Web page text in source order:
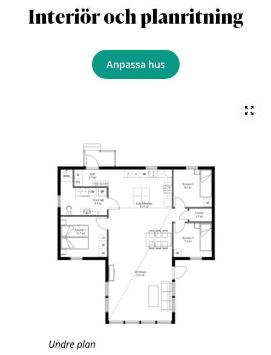
Interiör och planritning
Anpassa hus
Undre plan